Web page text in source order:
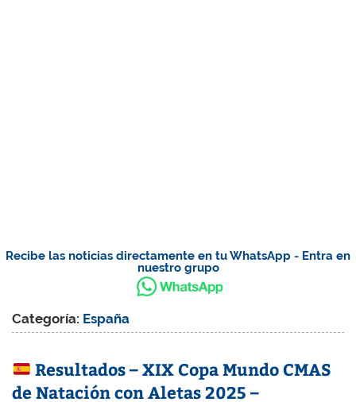
Recibe las noticias directamente en tu WhatsApp - Entra en
nuestro grupo
Categoría: España
Resultados – XIX Copa Mundo CMAS
de Natación con Aletas 2025 –